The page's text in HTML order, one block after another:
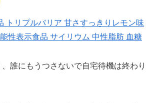
トリプルバリア 甘さすっきりレモン味
性表示食品 サイリウム 中性脂肪 血糖
誰にもうつさないで自宅待機は終わり